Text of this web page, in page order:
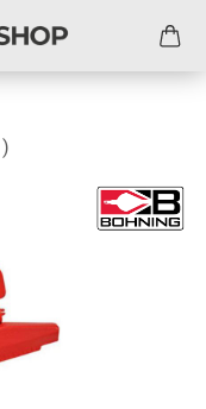
)